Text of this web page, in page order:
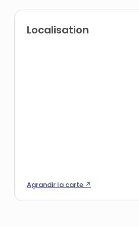
Localisation
Agrandir la carte ↗